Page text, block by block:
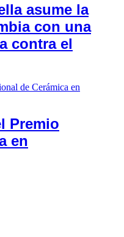
asume la
con una
contra el
Premio
en